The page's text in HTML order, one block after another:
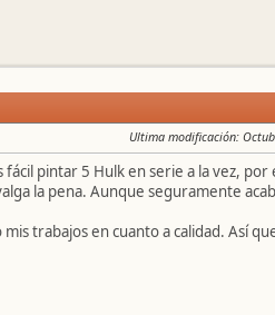
Ultima modificación:
pintar 5 Hulk en serie a la vez,
la pena. Aunque seguramente
trabajos en cuanto a calidad. Así